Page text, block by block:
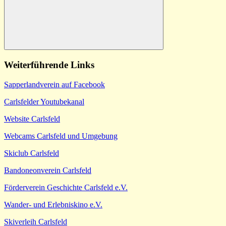
Suchen
Weiterführende Links
Sapperlandverein auf Facebook
Carlsfelder Youtubekanal
Website Carlsfeld
Webcams Carlsfeld und Umgebung
Skiclub Carlsfeld
Bandoneonverein Carlsfeld
Förderverein Geschichte Carlsfeld e.V.
Wander- und Erlebniskino e.V.
Skiverleih Carlsfeld